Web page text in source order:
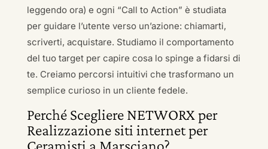
leggendo ora) e ogni “Call to Action” è studiata
per guidare l’utente verso un’azione: chiamarti,
scriverti, acquistare. Studiamo il comportamento
del tuo target per capire cosa lo spinge a fidarsi di
te. Creiamo percorsi intuitivi che trasformano un
semplice curioso in un cliente fedele.
Perché Scegliere NETWORX per
Realizzazione siti internet per